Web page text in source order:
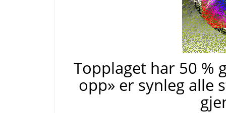
Topplaget har 50 %
opp»er synleg alle